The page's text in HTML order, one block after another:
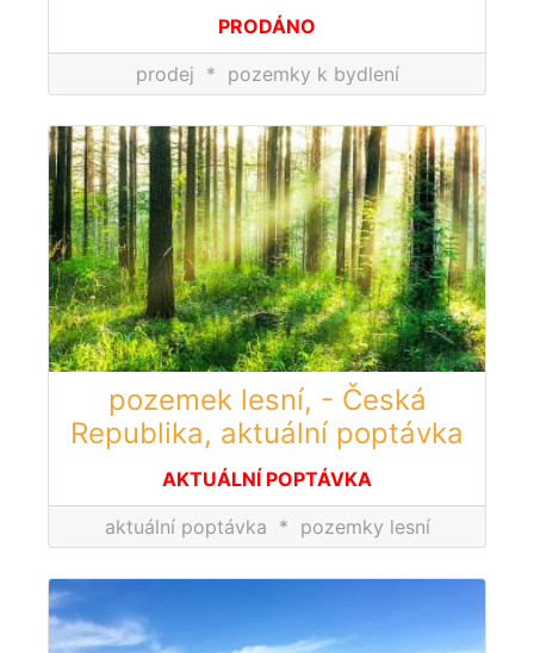
PRODÁNO
prodej * pozemky k bydlení
pozemek lesní, - Česká
Republika, aktuální poptávka
AKTUÁLNÍ POPTÁVKA
aktuální poptávka * pozemky lesní